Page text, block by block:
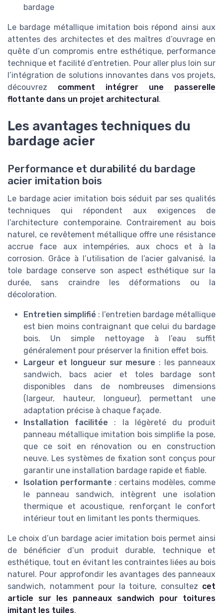
bardage
Le bardage métallique imitation bois répond ainsi aux
attentes des architectes et des maîtres d’ouvrage en
quête d’un compromis entre esthétique, performance
technique et facilité d’entretien. Pour aller plus loin sur
l’intégration de solutions innovantes dans vos projets,
découvrez comment intégrer une passerelle
flottante dans un projet architectural.
Les avantages techniques du
bardage acier
Performance et durabilité du bardage
acier imitation bois
Le bardage acier imitation bois séduit par ses qualités
techniques qui répondent aux exigences de
l’architecture contemporaine. Contrairement au bois
naturel, ce revêtement métallique offre une résistance
accrue face aux intempéries, aux chocs et à la
corrosion. Grâce à l’utilisation de l’acier galvanisé, la
tole bardage conserve son aspect esthétique sur la
durée, sans craindre les déformations ou la
décoloration.
Entretien simplifié : l’entretien bardage métallique
est bien moins contraignant que celui du bardage
bois. Un simple nettoyage à l’eau suffit
généralement pour préserver la finition effet bois.
Largeur et longueur sur mesure : les panneaux
sandwich, bacs acier et toles bardage sont
disponibles dans de nombreuses dimensions
(largeur, hauteur, longueur), permettant une
adaptation précise à chaque façade.
Installation facilitée : la légèreté du produit
panneau métallique imitation bois simplifie la pose,
que ce soit en rénovation ou en construction
neuve. Les systèmes de fixation sont conçus pour
garantir une installation bardage rapide et fiable.
Isolation performante : certains modèles, comme
le panneau sandwich, intègrent une isolation
thermique et acoustique, renforçant le confort
intérieur tout en limitant les ponts thermiques.
Le choix d’un bardage acier imitation bois permet ainsi
de bénéficier d’un produit durable, technique et
esthétique, tout en évitant les contraintes liées au bois
naturel. Pour approfondir les avantages des panneaux
sandwich, notamment pour la toiture, consultez cet
article sur les panneaux sandwich pour toitures
imitant les tuiles.